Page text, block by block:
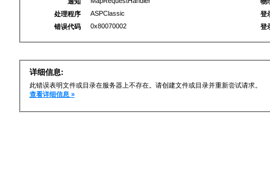
处理程序
ASPClassic
错误代码
0x80070002
登
登
详细信息:
此错误表明文件或目录在服务器上不存在。请创建文件或目录并重新尝试请求。
查看详细信息 »